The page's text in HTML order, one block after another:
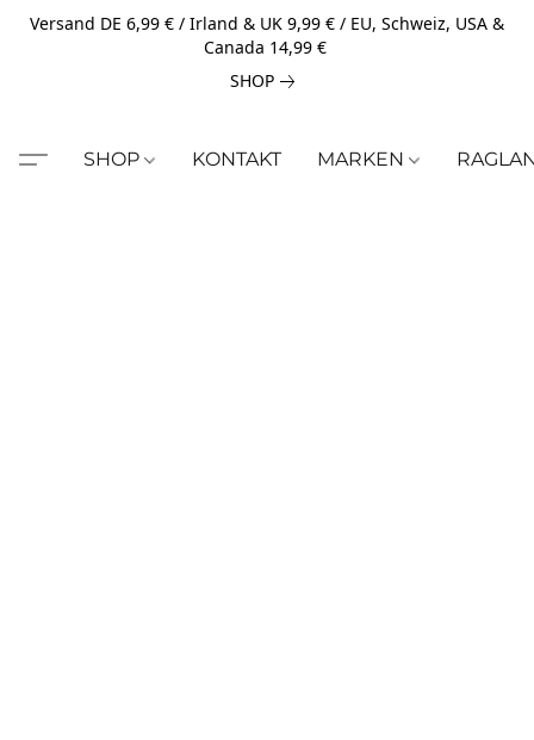
Versand DE 6,99 € / Irland & UK 9,99 € / EU, Schweiz, USA &
Canada 14,99 €
SHOP
SHOP KONTAKT MARKEN